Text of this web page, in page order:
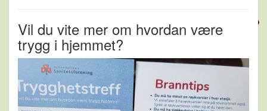
Vil du vite mer om hvordan være
trygg i hjemmet?